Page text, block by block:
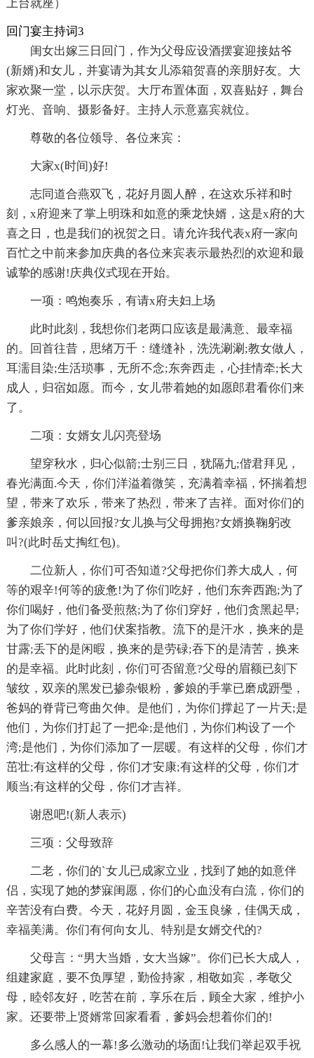
上台就座）
回门宴主持词3
闺女出嫁三日回门，作为父母应设酒摆宴迎接姑爷
(新婿)和女儿，并宴请为其女儿添箱贺喜的亲朋好友。大
家欢聚一堂，以示庆贺。大厅布置体面，双喜贴好，舞台
灯光、音响、摄影备好。主持人示意嘉宾就位。
尊敬的各位领导、各位来宾：
大家x(时间)好!
志同道合燕双飞，花好月圆人醉，在这欢乐祥和时
刻，x府迎来了掌上明珠和如意的乘龙快婿，这是x府的大
喜之日，也是我们的祝贺之日。请允许我代表x府一家向
百忙之中前来参加庆典的各位来宾表示最热烈的欢迎和最
诚挚的感谢!庆典仪式现在开始。
一项：鸣炮奏乐，有请x府夫妇上场
此时此刻，我想你们老两口应该是最满意、最幸福
的。回首往昔，思绪万千：缝缝补，洗洗涮涮;教女做人，
耳濡目染;生活琐事，无所不念;东奔西走，心挂情牵;长大
成人，归宿如愿。而今，女儿带着她的如愿郎君看你们来
了。
二项：女婿女儿闪亮登场
望穿秋水，归心似箭;士别三日，犹隔九;偕君拜见，
春光满面.今天，你们洋溢着微笑，充满着幸福，怀揣着想
望，带来了欢乐，带来了热烈，带来了吉祥。面对你们的
爹亲娘亲，何以回报?女儿换与父母拥抱?女婿换鞠躬改
叫?(此时岳丈掏红包)。
二位新人，你们可否知道?父母把你们养大成人，何
等的艰辛!何等的疲惫!为了你们吃好，他们东奔西跑;为了
你们喝好，他们备受煎熬;为了你们穿好，他们贪黑起早;
为了你们学好，他们伏案指教。流下的是汗水，换来的是
甘露;丢下的是闲暇，换来的是劳碌;吞下的是清苦，换来
的是幸福。此时此刻，你们可否留意?父母的眉额已刻下
皱纹，双亲的黑发已掺杂银粉，爹娘的手掌已磨成趼璺，
爸妈的脊背已弯曲欠伸。是他们，为你们撑起了一片天;是
他们，为你们打起了一把伞;是他们，为你们构设了一个
湾;是他们，为你们添加了一层暖。有这样的父母，你们才
茁壮;有这样的父母，你们才安康;有这样的父母，你们才
顺当;有这样的父母，你们才吉祥。
谢恩吧!(新人表示)
三项：父母致辞
二老，你们的`女儿已成家立业，找到了她的如意伴
侣，实现了她的梦寐闺愿，你们的心血没有白流，你们的
辛苦没有白费。今天，花好月圆，金玉良缘，佳偶天成，
幸福美满。你们有何向女儿、特别是女婿交代的?
父母言：“男大当婚，女大当嫁”。你们已长大成人，
组建家庭，要不负厚望，勤俭持家，相敬如宾，孝敬父
母，睦邻友好，吃苦在前，享乐在后，顾全大家，维护小
家。还要带上贤婿常回家看看，爹妈会想着你们的!
多么感人的一幕!多么激动的场面!让我们举起双手祝